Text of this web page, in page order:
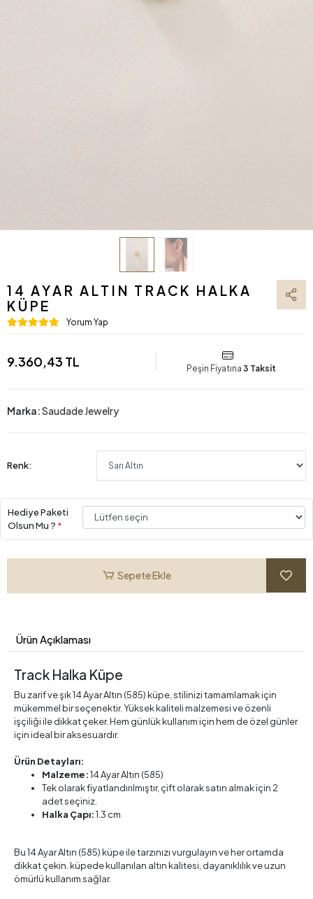
14 AYAR ALTIN TRACK HALKA
KÜPE
Yorum Yap
9.360,43 TL Peşin Fiyatına 3 Taksit
Marka:Saudade Jewelry
Renk:
Hediye Paketi
Olsun Mu ? *
Sepete Ekle
Ürün Açıklaması
Track Halka Küpe
Bu zarif ve şık 14 Ayar Altın (585) küpe, stilinizi tamamlamak için
mükemmel bir seçenektir. Yüksek kaliteli malzemesi ve özenli
işçiliği ile dikkat çeker. Hem günlük kullanım için hem de özel günler
için ideal bir aksesuardır.
Ürün Detayları:
Malzeme:14 Ayar Altın (585)
Tek olarak fiyatlandırılmıştır, çift olarak satın almak için 2
adet seçiniz.
Halka Çapı:1.3 cm
Bu 14 Ayar Altın (585) küpe ile tarzınızı vurgulayın ve her ortamda
dikkat çekin. küpede kullanılan altın kalitesi, dayanıklılık ve uzun
ömürlü kullanım sağlar.